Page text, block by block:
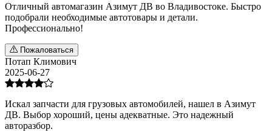
Отличный автомагазин Азимут ДВ во Владивостоке. Быстро
подобрали необходимые автотовары и детали.
Профессионально!
Пожаловаться
Потап Климович
2025-06-27
Искал запчасти для грузовых автомобилей, нашел в Азимут
ДВ. Выбор хороший, цены адекватные. Это надежный
авторазбор.